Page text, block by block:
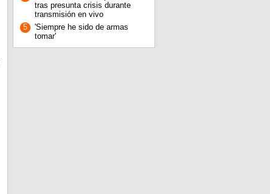
tras presunta crisis durante
transmisión en vivo
5
'Siempre he sido de armas
tomar'